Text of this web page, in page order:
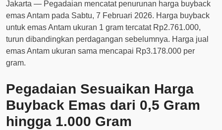
Jakarta — Pegadaian mencatat penurunan harga buyback
emas Antam pada Sabtu, 7 Februari 2026. Harga buyback
untuk emas Antam ukuran 1 gram tercatat Rp2.761.000,
turun dibandingkan perdagangan sebelumnya. Harga jual
emas Antam ukuran sama mencapai Rp3.178.000 per
gram.
Pegadaian Sesuaikan Harga
Buyback Emas dari 0,5 Gram
hingga 1.000 Gram